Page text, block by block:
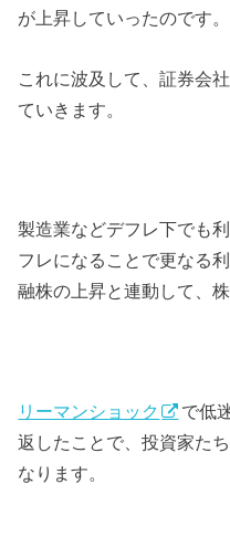
が上昇していったのです。
これに波及して、証券会
ていきます。
製造業などデフレ下でも
フレになることで更なる
融株の上昇と連動して、
リーマンショック
で低
返したことで、投資家た
なります。